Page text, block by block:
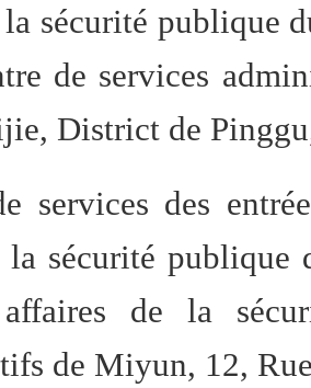
la sécurité publique
de services
District de
services des
la sécurité
de la
de Miyun, 12,